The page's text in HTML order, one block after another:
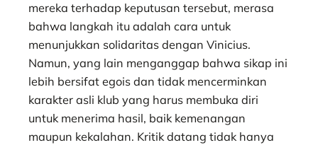
mereka terhadap keputusan tersebut, merasa
bahwa langkah itu adalah cara untuk
menunjukkan solidaritas dengan Vinicius.
Namun, yang lain menganggap bahwa sikap ini
lebih bersifat egois dan tidak mencerminkan
karakter asli klub yang harus membuka diri
untuk menerima hasil, baik kemenangan
maupun kekalahan. Kritik datang tidak hanya